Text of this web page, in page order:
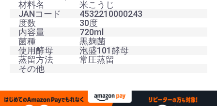
材料名
米こうじ
JANコード
4532210000243
度数
30度
内容量
720ml
菌種
黒麹菌
使用酵母
泡盛101酵母
蒸留方法
常圧蒸留
その他